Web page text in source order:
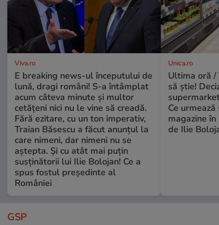
Viva.ro
E breaking news-ul începutului de
lună, dragi români! S-a întâmplat
acum câteva minute și multor
cetățeni nici nu le vine să creadă.
Fără ezitare, cu un ton imperativ,
Traian Băsescu a făcut anunțul la
care nimeni, dar nimeni nu se
aștepta. Și cu atât mai puțin
susținătorii lui Ilie Bolojan! Ce a
spus fostul președinte al
României
Unica.ro
Ultima oră /
să știe!
Ce
magazine
de Ilie
GSP